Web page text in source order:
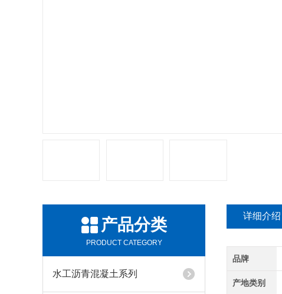
产品分类
PRODUCT CATEGORY
水工沥青混凝土系列
详细介绍
品牌
产地类别